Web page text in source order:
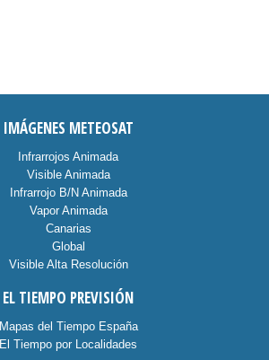
IMÁGENES METEOSAT
Infrarrojos Animada
Visible Animada
Infrarrojo B/N Animada
Vapor Animada
Canarias
Global
Visible Alta Resolución
EL TIEMPO PREVISIÓN
Mapas del Tiempo España
El Tiempo por Localidades